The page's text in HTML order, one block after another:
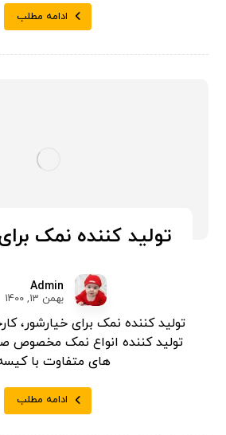
ادامه مطلب
تولید کننده نمک
Admin
بهمن 13, 1400
تولید کننده نمک برای خیارشور،
تولید کننده انواع نمک مخصوص
های متفاوت با
ادامه مطلب